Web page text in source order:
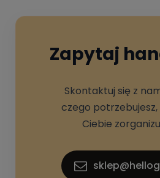
Zapytaj
Skontaktuj się z
czego
Ciebie